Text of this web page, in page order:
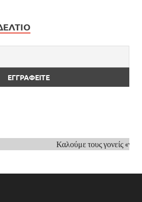
Καλούμε τους γονείς «να